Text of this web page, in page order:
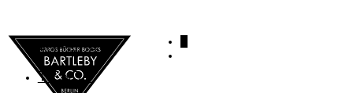
AGENDA
TIENDA